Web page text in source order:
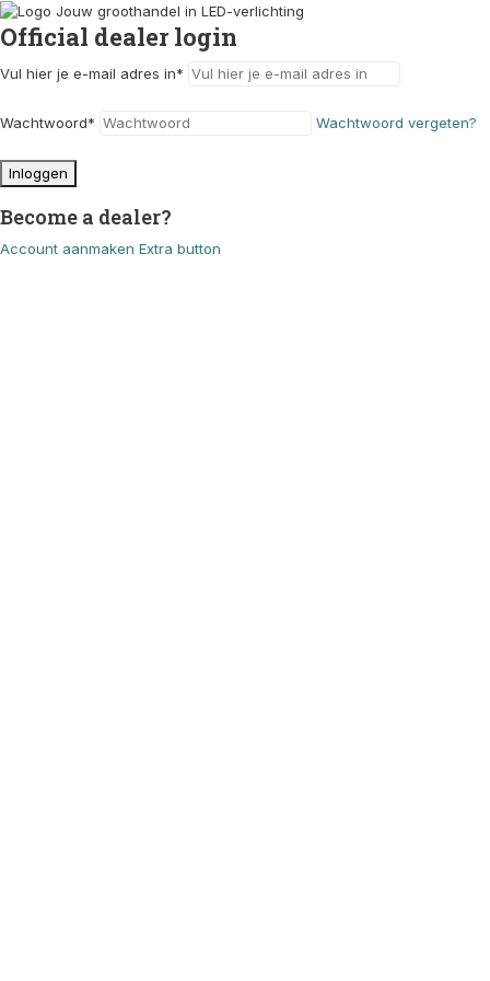
Official dealer login
Vul hier je e-mail adres in*
Wachtwoord* Wachtwoord vergeten?
Inloggen
Become a dealer?
Account aanmaken Extra button